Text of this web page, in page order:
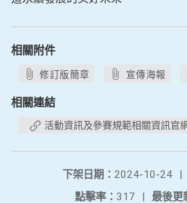
相關附件
修訂版簡章 宣傳海報
相關連結
活動資訊及參賽規範相關資訊官
下架日期： 2024-10-24
|
最後更
點擊率： 317 |